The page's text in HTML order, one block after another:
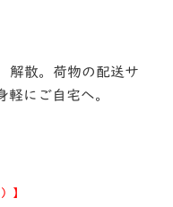
散。荷物の配送サ
軽にご自宅へ。
）】